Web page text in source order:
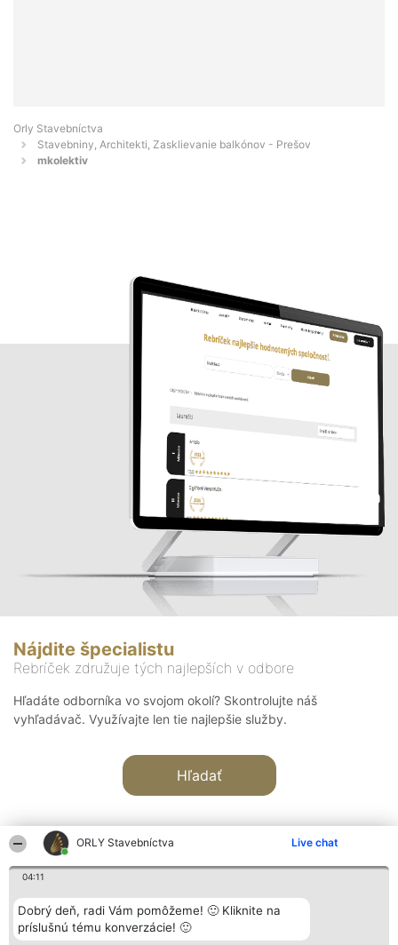
ORLY Stavebníctva Live chat
04:11
Dobrý deň, radi Vám pomôžeme! 🙂 Kliknite na
príslušnú tému konverzácie! 🙂
Orly Stavebníctva
Stavebniny, Architekti, Zasklievanie balkónov - Prešov
mkolektiv
Nájdite špecialistu
Rebríček združuje tých najlepších v odbore
Hľadáte odborníka vo svojom okolí? Skontrolujte náš
vyhľadávač. Využívajte len tie najlepšie služby.
Hľadať
Organizátor hodnotenia
Bright Side Solutions sp. z o.
o. sp. k.
Hodnotenie
Laureáti
Lista
Kontakt
Kontakt